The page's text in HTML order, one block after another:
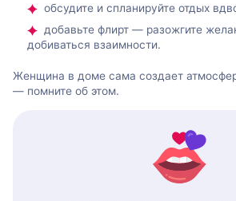
обсудите и спланируйте отдых
добавьте флирт — разожгите
добиваться взаимности.
Женщина в доме сама создает
— помните об этом.